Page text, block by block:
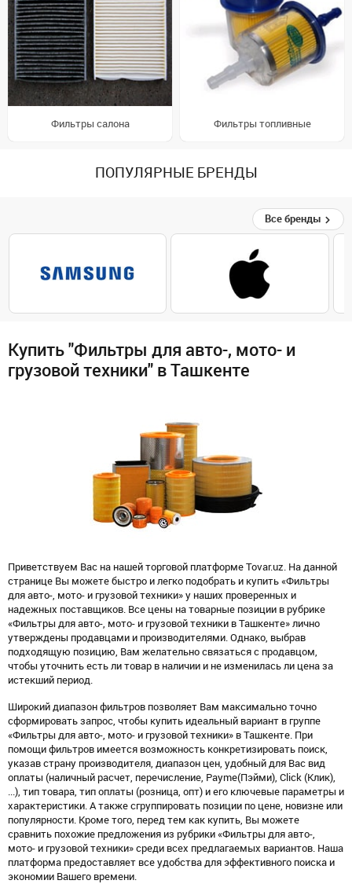
Фильтры салона Фильтры топливные
ПОПУЛЯРНЫЕ БРЕНДЫ
Все бренды
Купить "Фильтры для авто-, мото- и
грузовой техники" в Ташкенте
Приветствуем Вас на нашей торговой платформе Tovar.uz. На данной
странице Вы можете быстро и легко подобрать и купить «Фильтры
для авто-, мото- и грузовой техники» у наших проверенных и
надежных поставщиков. Все цены на товарные позиции в рубрике
«Фильтры для авто-, мото- и грузовой техники в Ташкенте» лично
утверждены продавцами и производителями. Однако, выбрав
подходящую позицию, Вам желательно связаться с продавцом,
чтобы уточнить есть ли товар в наличии и не изменилась ли цена за
истекший период.
Широкий диапазон фильтров позволяет Вам максимально точно
сформировать запрос, чтобы купить идеальный вариант в группе
«Фильтры для авто-, мото- и грузовой техники» в Ташкенте. При
помощи фильтров имеется возможность конкретизировать поиск,
указав страну производителя, диапазон цен, удобный для Вас вид
оплаты (наличный расчет, перечисление, Payme(Пэйми), Click (Клик),
...), тип товара, тип оплаты (розница, опт) и его ключевые параметры и
характеристики. А также сгруппировать позиции по цене, новизне или
популярности. Кроме того, перед тем как купить, Вы можете
сравнить похожие предложения из рубрики «Фильтры для авто-,
мото- и грузовой техники» среди всех предлагаемых вариантов. Наша
платформа предоставляет все удобства для эффективного поиска и
экономии Вашего времени.